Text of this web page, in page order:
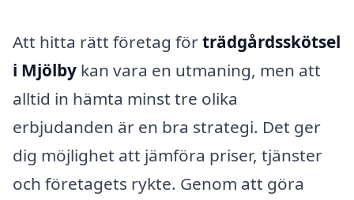
Att hitta rätt företag förträdgårdsskötsel
i Mjölby kan vara en utmaning, men att
alltid in hämta minst tre olika
erbjudanden är en bra strategi. Det ger
dig möjlighet att jämföra priser, tjänster
och företagets rykte. Genom att göra